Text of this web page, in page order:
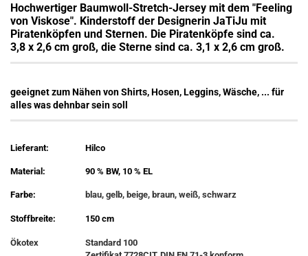
Hochwertiger Baumwoll-Stretch-Jersey mit dem "Feeling
von Viskose". Kinderstoff der Designerin JaTiJu mit
Piratenköpfen und Sternen. Die Piratenköpfe sind ca.
3,8 x 2,6 cm groß, die Sterne sind ca. 3,1 x 2,6 cm groß.
geeignet zum Nähen von Shirts, Hosen, Leggins, Wäsche, ... für
alles was dehnbar sein soll
Lieferant: Hilco
Material: 90 % BW, 10 % EL
Farbe: blau, gelb, beige, braun, weiß, schwarz
Stoffbreite: 150 cm
Ökotex
Standard 100